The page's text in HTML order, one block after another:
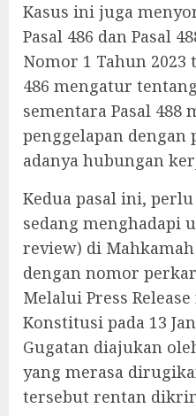
‎Kasus ini juga
Pasal 486 dan Pasal
Nomor 1 Tahun 2023
486 mengatur
sementara Pasal 488
penggelapan dengan
adanya hubungan
‎Kedua pasal ini,
sedang menghadapi
review) di
dengan nomor
Melalui Press
Konstitusi pada 13
Gugatan diajukan
yang merasa
tersebut rentan